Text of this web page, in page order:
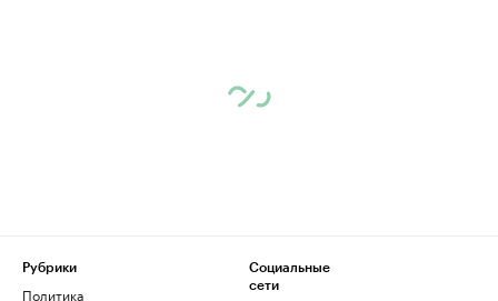
Рубрики
Политика
Социальные
сети